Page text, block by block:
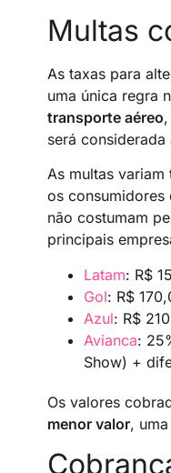
Multas
As taxas para
uma única regra
transporte aéreo
será considerada
As multas
os consumidores
não costumam
principais
Latam: R$
Gol: R$
Azul: R$
Avianca:
Show) +
Os valores
menor valor,